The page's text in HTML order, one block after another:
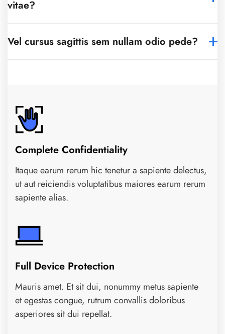
vitae?
Vel cursus sagittis sem nullam odio pede?
Complete Confidentiality
Itaque earum rerum hic tenetur a sapiente delectus,
ut aut reiciendis voluptatibus maiores earum rerum
sapiente alias.
Full Device Protection
Mauris amet. Et sit dui, nonummy metus sapiente
et egestas congue, rutrum convallis doloribus
asperiores sit dui repellat.